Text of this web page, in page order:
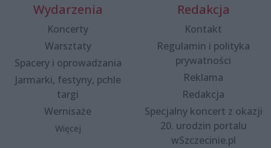
Wydarzenia
Koncerty
Warsztaty
Spacery i oprowadzania
Jarmarki, festyny, pchle
targi
Wernisaże
Więcej
Redakcja
Kontakt
Regulamin i polityka
prywatności
Reklama
Redakcja
Specjalny koncert z okazji
20. urodzin portalu
wSzczecinie.pl